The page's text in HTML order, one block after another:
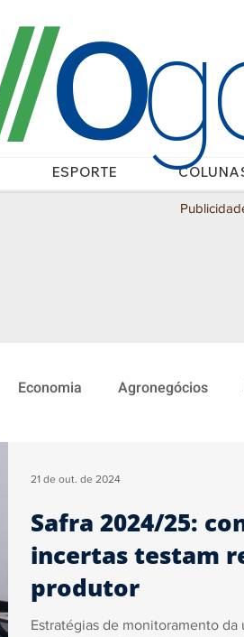
ESPORTE
/O
Economia Agronegócios
Verifica Sidiney Leonis
Concursos e Empregos
Safra 2024/25:
incertas testam
produtor
Estratégias de monitoramento
21 de out. de 2024